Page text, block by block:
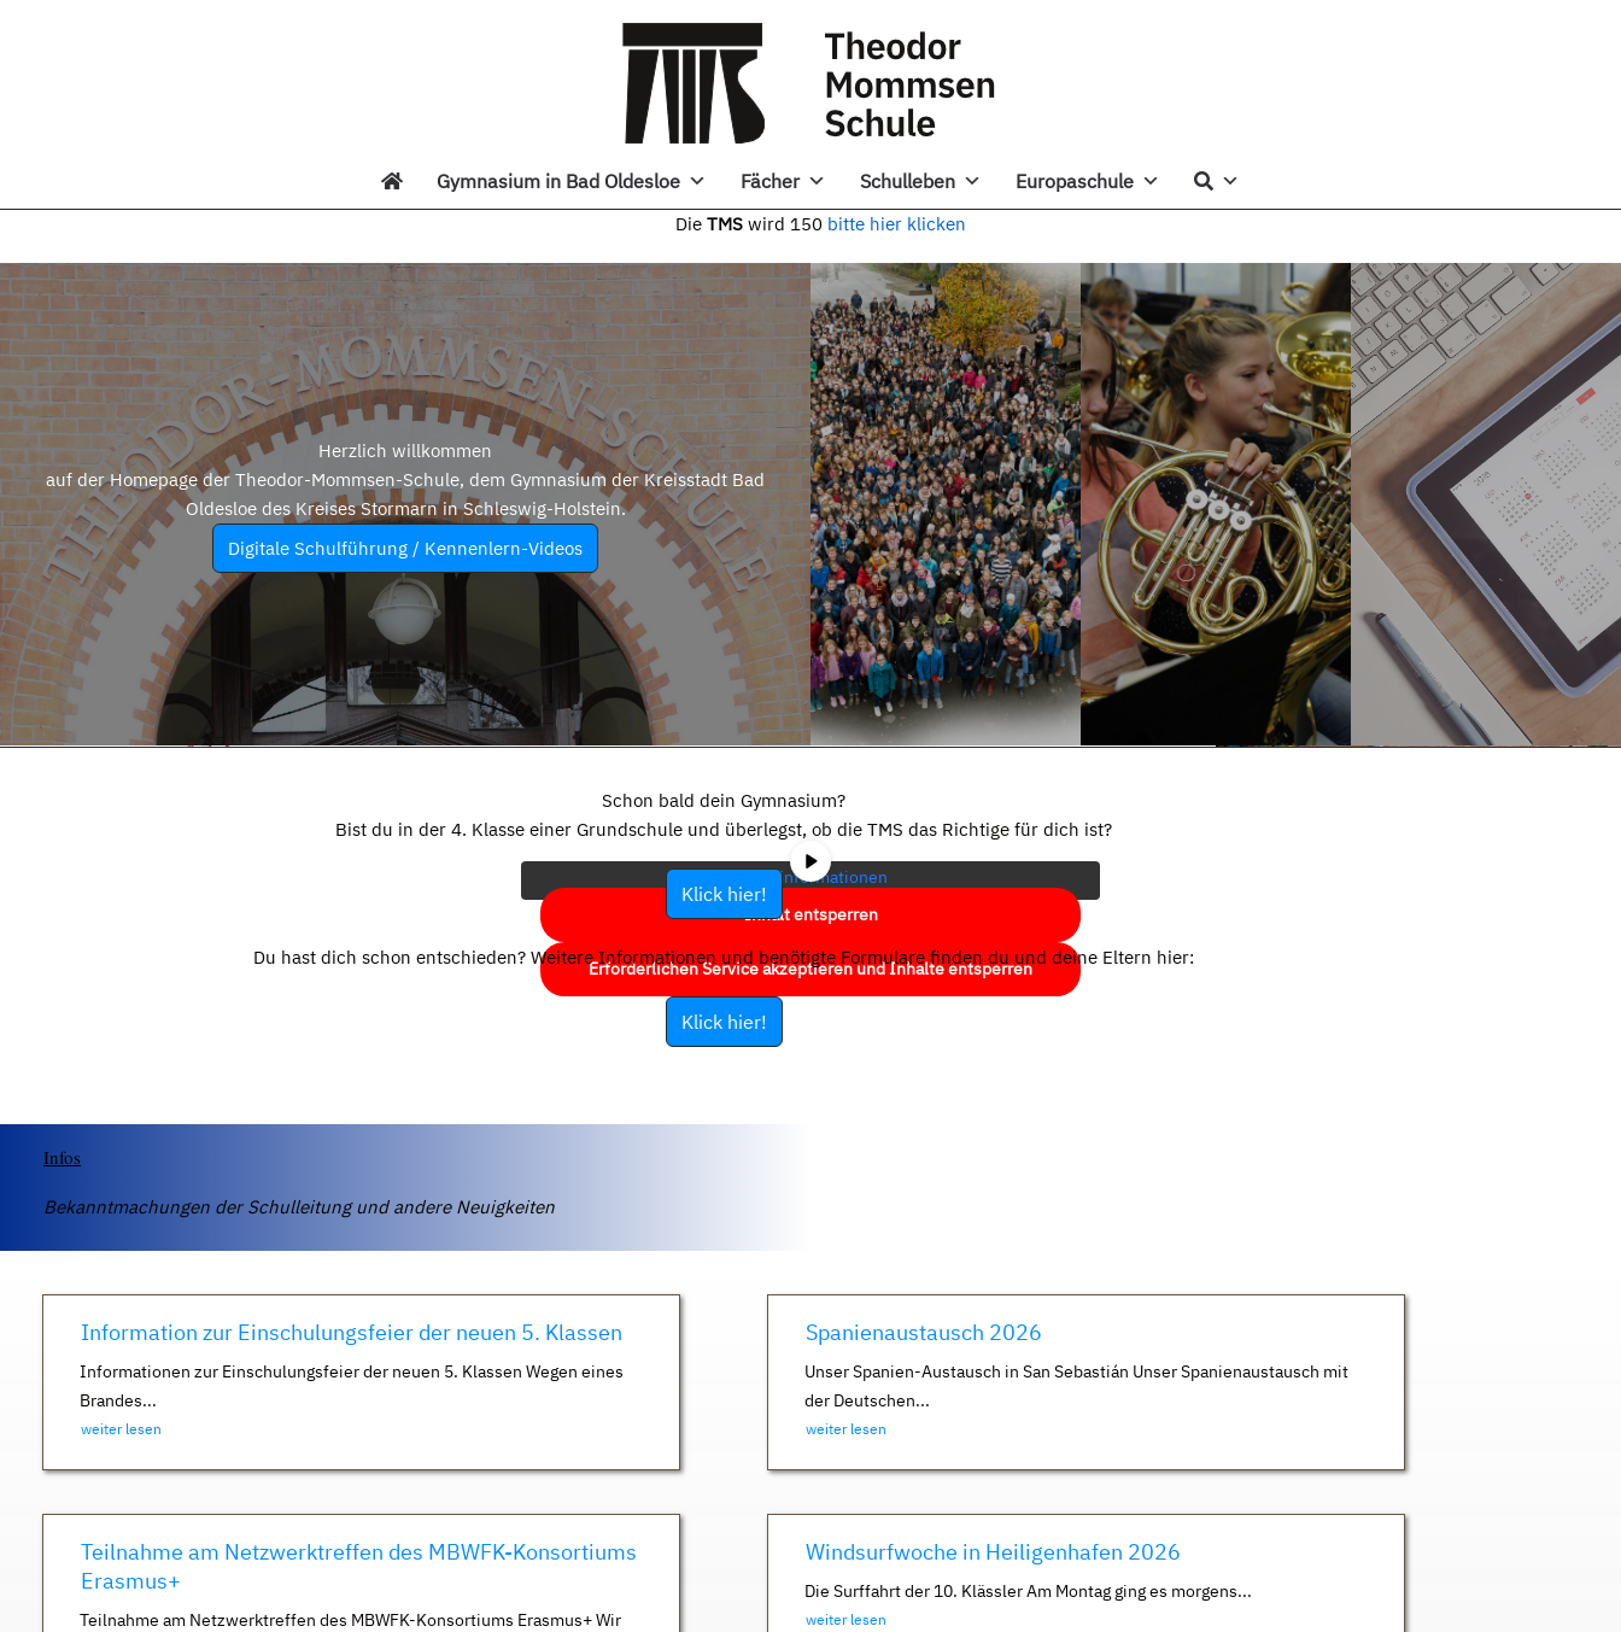
Gymnasium in Bad Oldesloe Fächer Schulleben Europaschule
Die TMS wird 150 bitte hier klicken
Herzlich willkommen
auf der Homepage der Theodor-Mommsen-Schule, dem Gymnasium der Kreisstadt Bad
Oldesloe des Kreises Stormarn in Schleswig-Holstein.
Digitale Schulführung / Kennenlern-Videos
eigentlichen Inhalt zuzugreifen, klicken Sie auf die Schaltfläche unten.
Bitte beachten Sie, dass dabei Daten an Drittanbieter weitergegeben
werden.
Mehr Informationen
Inhalt entsperren
Erforderlichen Service akzeptieren und Inhalte entsperren
Schon bald dein Gymnasium?
Bist du in der 4. Klasse einer Grundschule und überlegst, ob die TMS das Richtige für dich ist?
Klick hier!
Du hast dich schon entschieden? Weitere Informationen und benötigte Formulare finden du und deine Eltern hier:
Klick hier!
Infos
Bekanntmachungen der Schulleitung und andere Neuigkeiten
Information zur Einschulungsfeier der neuen 5. Klassen
Informationen zur Einschulungsfeier der neuen 5. Klassen Wegen eines
Brandes...
weiter lesen
Spanienaustausch 2026
Unser Spanien-Austausch in San Sebastián Unser Spanienaustausch mit
der Deutschen...
weiter lesen
Teilnahme am Netzwerktreffen des MBWFK-Konsortiums
Erasmus+
Teilnahme am Netzwerktreffen des MBWFK-Konsortiums Erasmus+ Wir
Windsurfwoche in Heiligenhafen 2026
Die Surffahrt der 10. Klässler Am Montag ging es morgens...
weiter lesen